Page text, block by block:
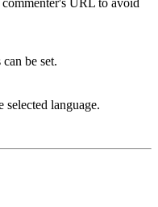
be set.
selected language.